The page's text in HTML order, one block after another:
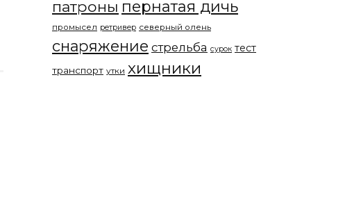
патроны пернатая дичь
промысел ретривер северный олень
снаряжение стрельба сурок тест
транспорт утки хищники